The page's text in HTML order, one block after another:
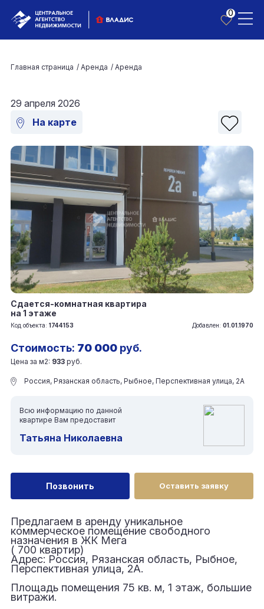
0
Главная страница / Аренда / Аренда
29 апреля 2026
На карте
Сдается-комнатная квартира
на 1 этаже
Код объекта: 1744153 Добавлен: 01.01.1970
Стоимость: 70 000 руб.
Цена за м2: 933 руб.
Россия, Рязанская область, Рыбное, Перспективная улица, 2А
Всю информацию по данной
квартире Вам предоставит
Татьяна Николаевна
Позвонить Оставить заявку
Предлагаем в аренду уникальное
коммерческое помещение свободного
назначения в ЖК Мега
( 700 квартир)
Адрес: Россия, Рязанская область, Рыбное,
Перспективная улица, 2А.
Площадь помещения 75 кв. м, 1 этаж, большие
витражи.